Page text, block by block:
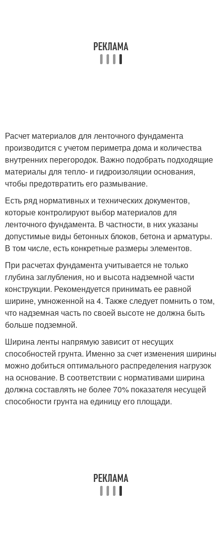
Расчет материалов для ленточного фундамента
производится с учетом периметра дома и количества
внутренних перегородок. Важно подобрать подходящие
материалы для тепло- и гидроизоляции основания,
чтобы предотвратить его размывание.
Есть ряд нормативных и технических документов,
которые контролируют выбор материалов для
ленточного фундамента. В частности, в них указаны
допустимые виды бетонных блоков, бетона и арматуры.
В том числе, есть конкретные размеры элементов.
При расчетах фундамента учитывается не только
глубина заглубления, но и высота надземной части
конструкции. Рекомендуется принимать ее равной
ширине, умноженной на 4. Также следует помнить о том,
что надземная часть по своей высоте не должна быть
больше подземной.
Ширина ленты напрямую зависит от несущих
способностей грунта. Именно за счет изменения ширины
можно добиться оптимального распределения нагрузок
на основание. В соответствии с нормативами ширина
должна составлять не более 70% показателя несущей
способности грунта на единицу его площади.